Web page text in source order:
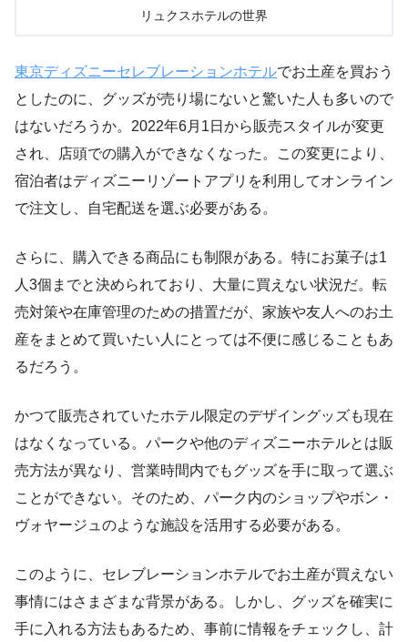
リュクスホテルの世界
東京ディズニーセレブレーションホテルでお土産を買おう
としたのに、グッズが売り場にないと驚いた人も多いので
はないだろうか。2022年6月1日から販売スタイルが変更
され、店頭での購入ができなくなった。この変更により、
宿泊者はディズニーリゾートアプリを利用してオンライン
で注文し、自宅配送を選ぶ必要がある。
さらに、購入できる商品にも制限がある。特にお菓子は1
人3個までと決められており、大量に買えない状況だ。転
売対策や在庫管理のための措置だが、家族や友人へのお土
産をまとめて買いたい人にとっては不便に感じることもあ
るだろう。
かつて販売されていたホテル限定のデザイングッズも現在
はなくなっている。パークや他のディズニーホテルとは販
売方法が異なり、営業時間内でもグッズを手に取って選ぶ
ことができない。そのため、パーク内のショップやボン・
ヴォヤージュのような施設を活用する必要がある。
このように、セレブレーションホテルでお土産が買えない
事情にはさまざまな背景がある。しかし、グッズを確実に
手に入れる方法もあるため、事前に情報をチェックし、計